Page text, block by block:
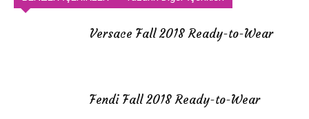
Versace Fall 2018 Ready-to-Wear
Fendi Fall 2018 Ready-to-Wear